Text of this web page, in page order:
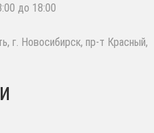
до 18:00
г. Новосибирск, пр-т Красный,